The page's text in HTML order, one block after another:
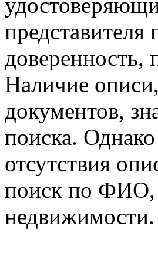
представителя
Наличие
документов,
поиска. Однако
отсутствия
поиск по ФИО,
недвижимости.